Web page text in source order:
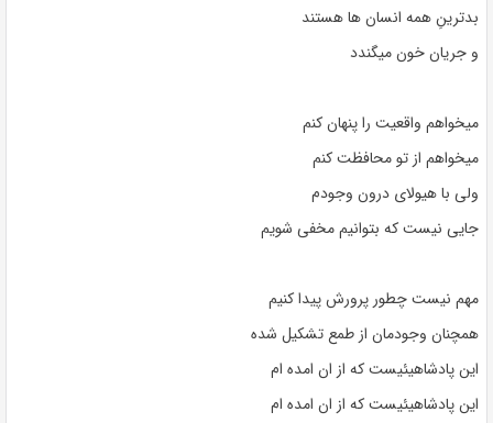
بدترینِ همه انسان ها هستند
و جریان خون میگندد
میخواهم واقعیت را پنهان کنم
میخواهم از تو محافظت کنم
ولی با هیولای درون وجودم
جایی نیست که بتوانیم مخفی شویم
مهم نیست چطور پرورش پیدا کنیم
همچنان وجودمان از طمع تشکیل شده
این پادشاهیئیست که از ان امده ام
این پادشاهیئیست که از ان امده ام